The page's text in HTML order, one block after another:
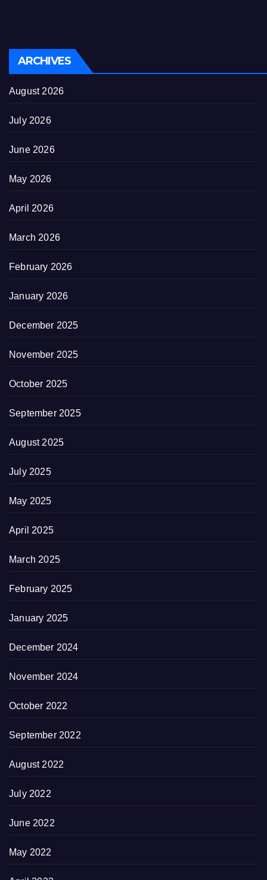
ARCHIVES
August 2026
July 2026
June 2026
May 2026
April 2026
March 2026
February 2026
January 2026
December 2025
November 2025
October 2025
September 2025
August 2025
July 2025
May 2025
April 2025
March 2025
February 2025
January 2025
December 2024
November 2024
October 2022
September 2022
August 2022
July 2022
June 2022
May 2022